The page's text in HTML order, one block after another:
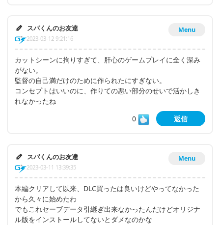
Menu
スパくんのお友達
2023-03-12 9:21:16
カットシーンに拘りすぎて、肝心のゲームプレイに全く深み
がない。
監督の自己満だけのために作られたにすぎない。
コンセプトはいいのに、作りての悪い部分のせいで活かしき
れなかったね
0
返信
Menu
スパくんのお友達
2023-03-11 13:39:35
本編クリアして以来、DLC買ったは良いけどやってなかった
から久々に始めたわ
でもこれセーブデータ引継ぎ出来なかったんだけどオリジナ
ル版をインストールしてないとダメなのかな